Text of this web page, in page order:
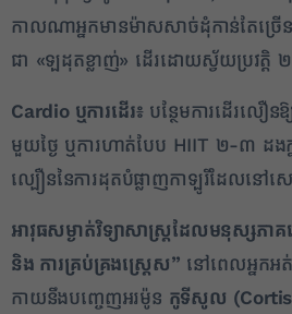
កាលណាអ្នកមានម៉ាសសាច់ដុំកាន់តែច្រើ
ជា «ឡដុតខ្លាញ់» ដើរដោយស្វ័យប្រវត្តិ
Cardio ឬការដើរ៖បន្ថែមការដើរលឿន
មួយថ្ងៃ ឬការហាត់បែប HIIT ២-៣ ដងក្
ល្បឿននៃការដុតបំផ្លាញកាឡូរីដែលន
អាវុធសម្ងាត់វិទ្យាសាស្ត្រដែលមនុស្សភា
និង ការគ្រប់គ្រងស្ត្រេស” នៅពេលអ្នកអ
កាយនឹងបញ្ចេញអរម៉ូន កូទីសូល (